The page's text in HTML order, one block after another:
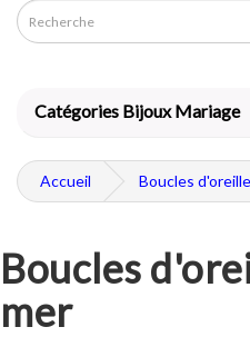
Catégories Bijoux Mariage
Accueil Boucles
Boucles
mer